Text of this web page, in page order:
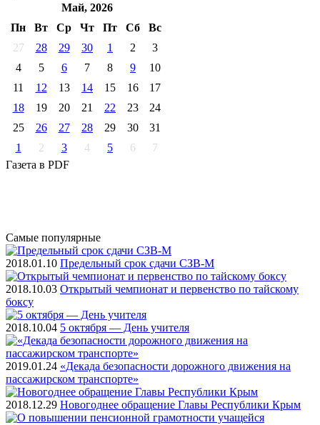
Май, 2026
Пн
Вт Ср Чт Пт Cб
Вс
27
28 29 30 1 2
3
4
5 6 7 8 9
10
11
12 13 14 15 16
17
18
19 20 21 22 23
24
25
26 27 28 29 30
31
1
2 3 4 5 6
7
Газета в PDF
Самые популярные
2018.01.10 Предельный срок сдачи СЗВ-М
2018.10.03 Открытый чемпионат и первенство по тайскому
боксу
2018.10.04 5 октября — День учителя
2019.01.24 «Декада безопасности дорожного движения на
пассажирском транспорте»
2018.12.29 Новогоднее обращение Главы Республики Крым